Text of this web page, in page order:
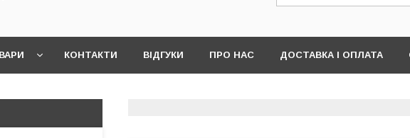
КОНТАКТИ ВІДГУКИ ПРО НАС ДОСТАВКА І ОПЛАТА